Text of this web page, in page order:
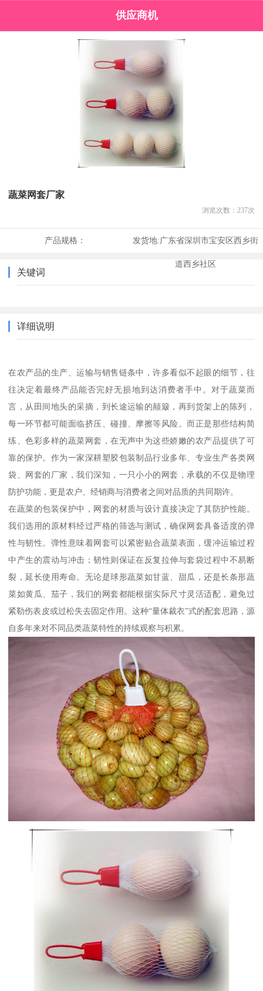
供应商机
蔬菜网套厂家
浏览次数： 237次
产品规格： 发货地:广东省深圳市宝安区西乡街
道西乡社区
关键词
详细说明
在农产品的生产、运输与销售链条中，许多看似不起眼的细节，往
往决定着最终产品能否完好无损地到达消费者手中。对于蔬菜而
言，从田间地头的采摘，到长途运输的颠簸，再到货架上的陈列，
每一环节都可能面临挤压、碰撞、摩擦等风险。而正是那些结构简
练、色彩多样的蔬菜网套，在无声中为这些娇嫩的农产品提供了可
靠的保护。作为一家深耕塑胶包装制品行业多年、专业生产各类网
袋、网套的厂家，我们深知，一只小小的网套，承载的不仅是物理
防护功能，更是农户、经销商与消费者之间对品质的共同期许。
在蔬菜的包装保护中，网套的材质与设计直接决定了其防护性能。
我们选用的原材料经过严格的筛选与测试，确保网套具备适度的弹
性与韧性。弹性意味着网套可以紧密贴合蔬菜表面，缓冲运输过程
中产生的震动与冲击；韧性则保证在反复拉伸与套袋过程中不易断
裂，延长使用寿命。无论是球形蔬菜如甘蓝、甜瓜，还是长条形蔬
菜如黄瓜、茄子，我们的网套都能根据实际尺寸灵活适配，避免过
紧勒伤表皮或过松失去固定作用。这种“量体裁衣”式的配套思路，源
自多年来对不同品类蔬菜特性的持续观察与积累。